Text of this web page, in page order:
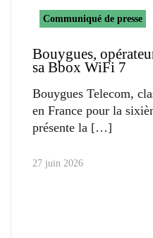
Communiqué de presse
Bouygues,
sa Bbox WiFi 7
Bouygues Telecom,
en France pour la
présente la
27 juin 2026